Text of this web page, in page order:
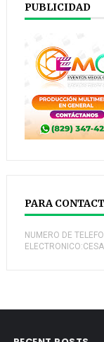
PUBLICIDAD
PARA
NUMERO DE